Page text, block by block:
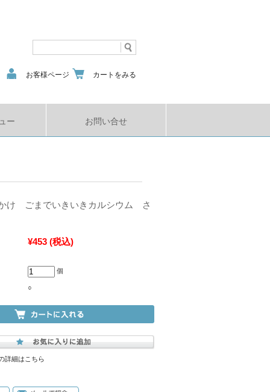
お客様ページ カートをみる
ー お問い合せ
け ごまでいきいきカルシウム さ
¥453 (税込)
個
○
詳細はこちら